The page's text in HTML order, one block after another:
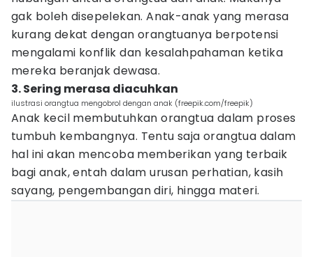
gak boleh disepelekan. Anak-anak yang merasa
kurang dekat dengan orangtuanya berpotensi
mengalami konflik dan kesalahpahaman ketika
mereka beranjak dewasa.
3. Sering merasa diacuhkan
ilustrasi orangtua mengobrol dengan anak (freepik.com/freepik)
Anak kecil membutuhkan orangtua dalam proses
tumbuh kembangnya. Tentu saja orangtua dalam
hal ini akan mencoba memberikan yang terbaik
bagi anak, entah dalam urusan perhatian, kasih
sayang, pengembangan diri, hingga materi.